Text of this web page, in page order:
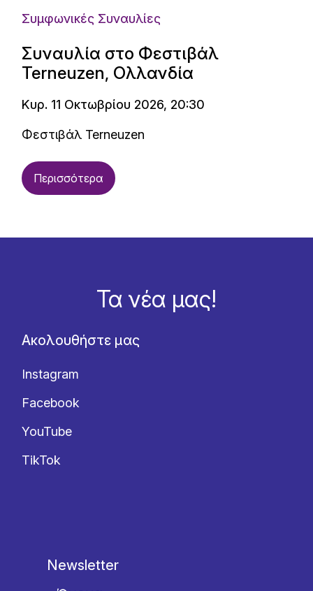
Συμφωνικές Συναυλίες
Συναυλία στο Φεστιβάλ
Terneuzen, Ολλανδία
Κυρ. 11 Οκτωβρίου 2026, 20:30
Φεστιβάλ Terneuzen
Περισσότερα
Τα νέα μας!
Ακολουθήστε μας
Instagram
Facebook
YouTube
TikTok
Newsletter